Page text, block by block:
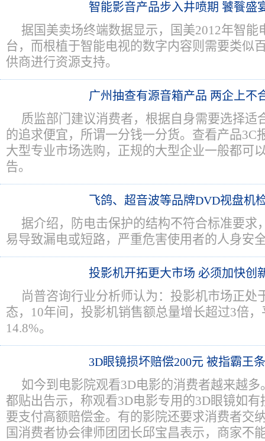
智能影音产品步入井喷期 饕餮盛
据国美卖场终端数据显示，国美2012年智能
台，而根植于智能电视的数字内容则需要类似
供商进行资源支持。
广州抽查有源音箱产品 两企上不
质监部门建议消费者，根据自身需要选择适
的追求便宜，所谓一分钱一分货。查看产品3C
大型专业市场选购，正规的大型企业一般都可
告。
飞鸽、超音波等品牌DVD视盘机
据介绍，防电击保护的结构不符合标准要求
易导致漏电或短路，严重危害使用者的人身安
投影机开拓更大市场 必须加快创
尚普咨询行业分析师认为：投影机市场正处
态，10年间，投影机销售额总量增长超过3倍
14.8%。
3D眼镜损坏赔偿200元 被指霸王
如今到电影院观看3D电影的消费者越来越
都贴出告示，称观看3D电影专用的3D眼镜如
要支付高额赔偿金。有的影院还要求消费者交
国消费者协会律师团团长邱宝昌表示，商家不